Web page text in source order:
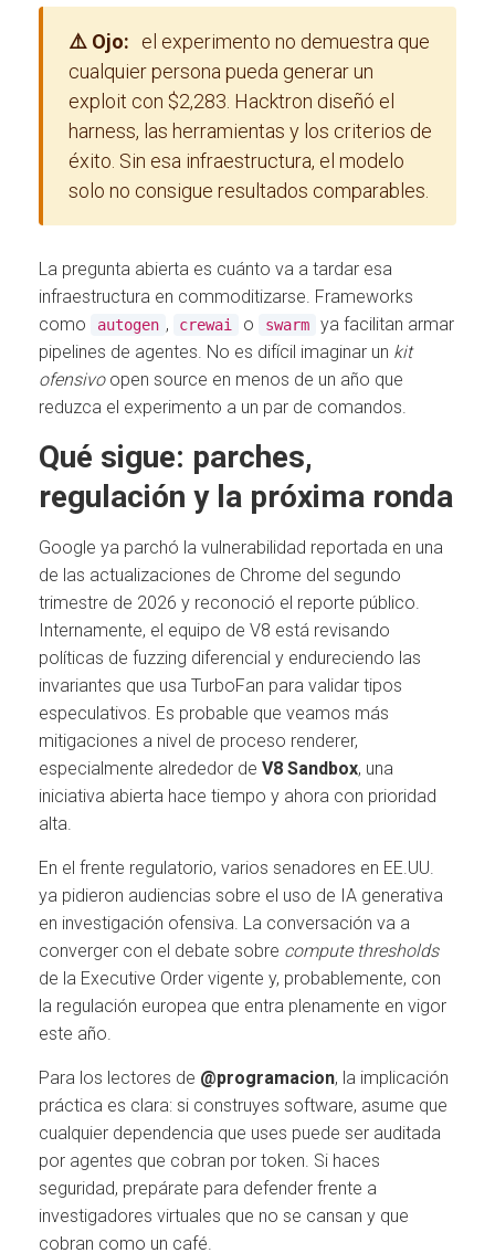
⚠️ Ojo:
el experimento no demuestra que
cualquier persona pueda generar un
exploit con $2,283. Hacktron diseñó el
harness, las herramientas y los criterios de
éxito. Sin esa infraestructura, el modelo
solo no consigue resultados comparables.
La pregunta abierta es cuánto va a tardar esa
infraestructura en commoditizarse. Frameworks
como
autogen , crewai o swarm
ya facilitan armar
pipelines de agentes. No es difícil imaginar un kit
ofensivoopen source en menos de un año que
reduzca el experimento a un par de comandos.
Qué sigue: parches,
regulación y la próxima ronda
Google ya parchó la vulnerabilidad reportada en una
de las actualizaciones de Chrome del segundo
trimestre de 2026 y reconoció el reporte público.
Internamente, el equipo de V8 está revisando
políticas de fuzzing diferencial y endureciendo las
invariantes que usa TurboFan para validar tipos
especulativos. Es probable que veamos más
mitigaciones a nivel de proceso renderer,
especialmente alrededor de V8 Sandbox, una
iniciativa abierta hace tiempo y ahora con prioridad
alta.
En el frente regulatorio, varios senadores en EE.UU.
ya pidieron audiencias sobre el uso de IA generativa
en investigación ofensiva. La conversación va a
converger con el debate sobre compute thresholds
de la Executive Order vigente y, probablemente, con
la regulación europea que entra plenamente en vigor
este año.
Para los lectores de @programacion, la implicación
práctica es clara: si construyes software, asume que
cualquier dependencia que uses puede ser auditada
por agentes que cobran por token. Si haces
seguridad, prepárate para defender frente a
investigadores virtuales que no se cansan y que
cobran como un café.